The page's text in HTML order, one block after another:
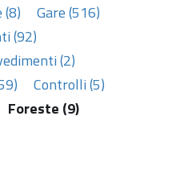
Gare (516)
(92)
(2)
Controlli (5)
Foreste (9)